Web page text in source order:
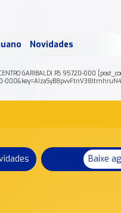
Novidades
GARIBALDI RS 95720-000
Baixe